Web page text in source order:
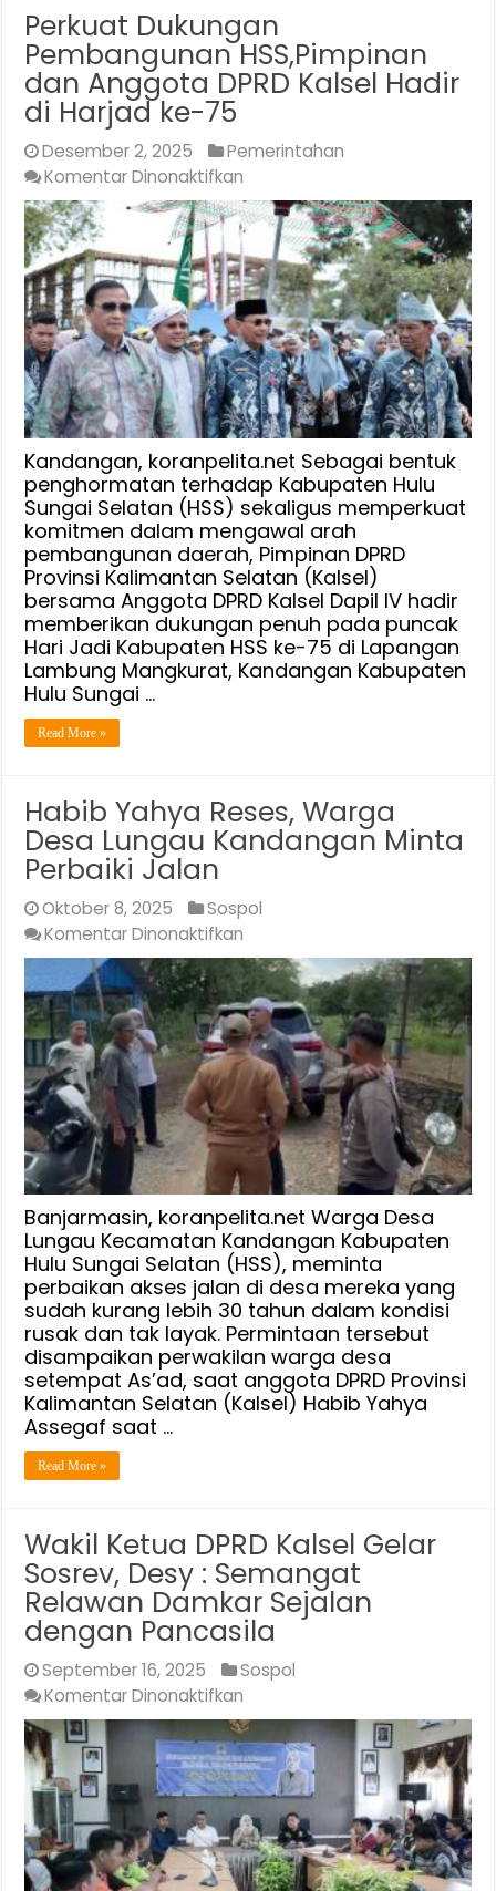
Perkuat Dukungan
Pembangunan HSS,Pimpinan
dan Anggota DPRD Kalsel Hadir
di Harjad ke-75
Desember 2, 2025
Pemerintahan
Komentar Dinonaktifkan
Perkuat
Dukungan
Pembangunan
HSS,Pimpinan
dan
Anggota
DPRD
Kalsel
Hadir
di
Harjad
ke-
75
Kandangan, koranpelita.net Sebagai bentuk
penghormatan terhadap Kabupaten Hulu
Sungai Selatan (HSS) sekaligus memperkuat
komitmen dalam mengawal arah
pembangunan daerah, Pimpinan DPRD
Provinsi Kalimantan Selatan (Kalsel)
bersama Anggota DPRD Kalsel Dapil IV hadir
memberikan dukungan penuh pada puncak
Hari Jadi Kabupaten HSS ke-75 di Lapangan
Lambung Mangkurat, Kandangan Kabupaten
Hulu Sungai …
Read More »
Habib Yahya Reses, Warga
Desa Lungau Kandangan Minta
Perbaiki Jalan
Oktober 8, 2025
Sospol
Komentar Dinonaktifkan
Habib
Yahya
Reses,
Warga
Desa
Lungau
Kandangan
Minta
Perbaiki
Jalan
Banjarmasin, koranpelita.net Warga Desa
Lungau Kecamatan Kandangan Kabupaten
Hulu Sungai Selatan (HSS), meminta
perbaikan akses jalan di desa mereka yang
sudah kurang lebih 30 tahun dalam kondisi
rusak dan tak layak. Permintaan tersebut
disampaikan perwakilan warga desa
setempat As’ad, saat anggota DPRD Provinsi
Kalimantan Selatan (Kalsel) Habib Yahya
Assegaf saat …
Read More »
Wakil Ketua DPRD Kalsel Gelar
Sosrev, Desy : Semangat
Relawan Damkar Sejalan
dengan Pancasila
September 16, 2025
Sospol
Komentar Dinonaktifkan
Wakil
Ketua
DPRD
Kalsel
Gelar
Sosrev,
Desy